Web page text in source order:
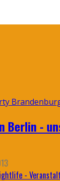
Berlin -
-